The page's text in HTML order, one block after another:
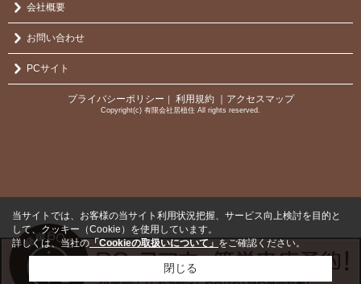
会社概要
お問い合わせ
PCサイト
プライバシーポリシー ｜ 利用規約 ｜アクセスマップ
Copyright(c) 有限会社居植住 All rights reserved.
当サイトでは、お客様の当サイト利用状況把握、サービス向上検討を目的と
して、クッキー（Cookie）を使用しています。
詳しくは、当社の 「Cookieの取扱いについて」 をご確認ください。
閉じる